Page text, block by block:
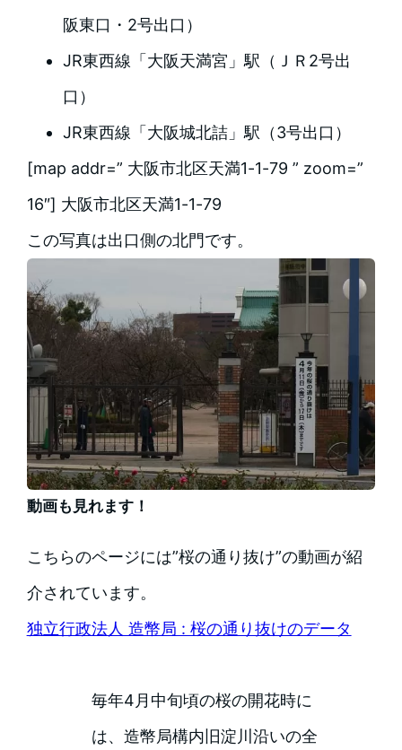
阪東口・2号出口）
JR東西線「大阪天満宮」駅（ＪＲ2号出
口）
JR東西線「大阪城北詰」駅（3号出口）
[map addr=” 大阪市北区天満1-1-79 ” zoom=”
16″] 大阪市北区天満1-1-79
この写真は出口側の北門です。
動画も見れます！
こちらのページには”桜の通り抜け”の動画が紹
介されています。
独立行政法人 造幣局 : 桜の通り抜けのデータ
毎年4月中旬頃の桜の開花時に
は、造幣局構内旧淀川沿いの全